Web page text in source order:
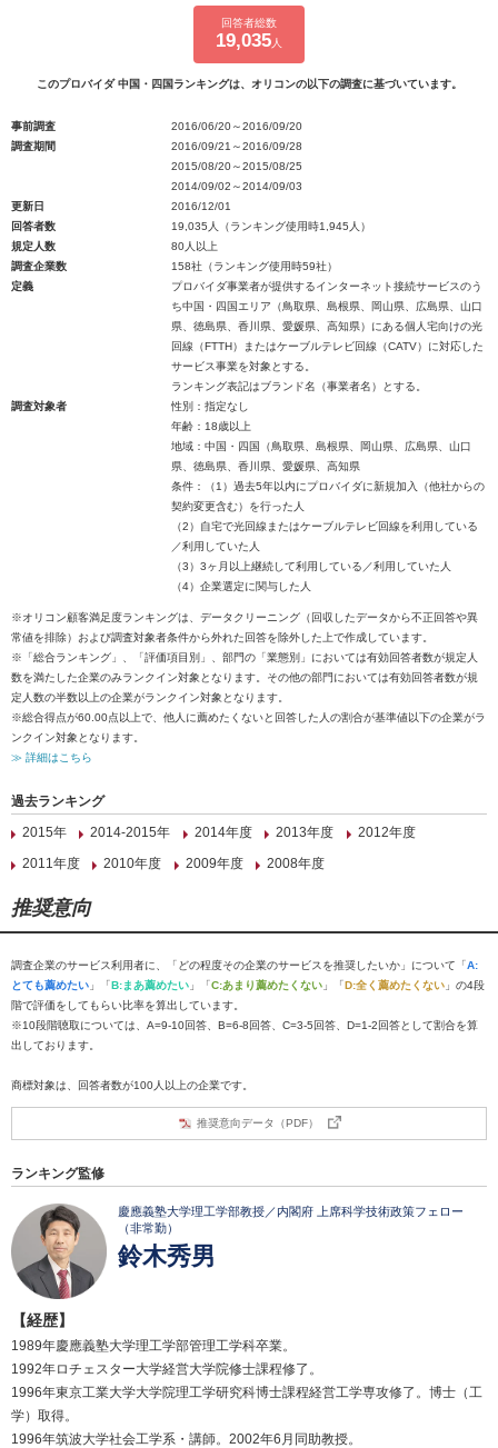
回答者総数
19,035 人
このプロバイダ 中国・四国ランキングは、オリコンの以下の調査に基づいています。
事前調査
2016/06/20～2016/09/20
調査期間
2016/09/21～2016/09/28
2015/08/20～2015/08/25
2014/09/02～2014/09/03
更新日
2016/12/01
回答者数
19,035人（ランキング使用時1,945人）
規定人数
80人以上
調査企業数
158社（ランキング使用時59社）
定義
プロバイダ事業者が提供するインターネット接続サービスのう
ち中国・四国エリア（鳥取県、島根県、岡山県、広島県、山口
県、徳島県、香川県、愛媛県、高知県）にある個人宅向けの光
回線（FTTH）またはケーブルテレビ回線（CATV）に対応した
サービス事業を対象とする。
ランキング表記はブランド名（事業者名）とする。
調査対象者
性別：指定なし
年齢：18歳以上
地域：中国・四国（鳥取県、島根県、岡山県、広島県、山口
県、徳島県、香川県、愛媛県、高知県
条件：（1）過去5年以内にプロバイダに新規加入（他社からの
契約変更含む）を行った人
（2）自宅で光回線またはケーブルテレビ回線を利用している
／利用していた人
（3）3ヶ月以上継続して利用している／利用していた人
（4）企業選定に関与した人
※オリコン顧客満足度ランキングは、データクリーニング（回収したデータから不正回答や異
常値を排除）および調査対象者条件から外れた回答を除外した上で作成しています。
※「総合ランキング」、「評価項目別」、部門の「業態別」においては有効回答者数が規定人
数を満たした企業のみランクイン対象となります。その他の部門においては有効回答者数が規
定人数の半数以上の企業がランクイン対象となります。
※総合得点が60.00点以上で、他人に薦めたくないと回答した人の割合が基準値以下の企業がラ
ンクイン対象となります。
≫ 詳細はこちら
過去ランキング
2015年
2014-2015年 2014年度 2013年度
2012年度
2011年度
2010年度 2009年度 2008年度
推奨意向
調査企業のサービス利用者に、「どの程度その企業のサービスを推奨したいか」について「A:
とても薦めたい 」「B:まあ薦めたい 」「C:あまり薦めたくない 」「D:全く薦めたくない 」の4段
階で評価をしてもらい比率を算出しています。
※10段階聴取については、A=9-10回答、B=6-8回答、C=3-5回答、D=1-2回答として割合を算
出しております。
商標対象は、回答者数が100人以上の企業です。
推奨意向データ（PDF）
ランキング監修
慶應義塾大学理工学部教授／内閣府 上席科学技術政策フェロー
（非常勤）
鈴木秀男
【経歴】
1989年慶應義塾大学理工学部管理工学科卒業。
1992年ロチェスター大学経営大学院修士課程修了。
1996年東京工業大学大学院理工学研究科博士課程経営工学専攻修了。博士（工
学）取得。
1996年筑波大学社会工学系・講師。2002年6月同助教授。